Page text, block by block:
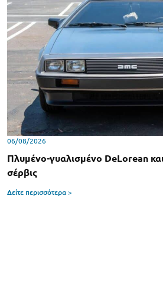
06/08/2026
Πλυμένο-γυαλισμένο DeLorean
σέρβις
Δείτε περισσότερα >